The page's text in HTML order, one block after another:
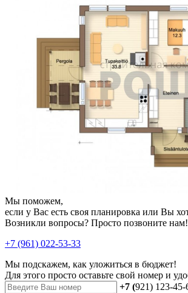
Мы поможем,
если у Вас есть своя планировка или Вы
Возникли вопросы? Просто позвоните нам!
+7 (961) 022-53-33
Мы подскажем, как уложиться в бюджет!
Для этого просто оставьте свой номер и
+7 (921) 123-45-